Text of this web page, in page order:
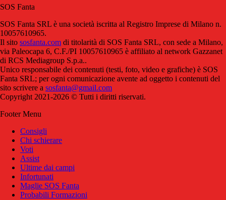
SOS Fanta
SOS Fanta SRL è una società iscritta al Registro Imprese di Milano n.
10057610965.
Il sito sosfanta.com di titolarità di SOS Fanta SRL, con sede a Milano,
via Paleocapa 6, C.F./PI 10057610965 è affiliato al network Gazzanet
di RCS Mediagroup S.p.a..
Unico responsabile dei contenuti (testi, foto, video e grafiche) è SOS
Fanta SRL; per ogni comunicazione avente ad oggetto i contenuti del
sito scrivere a sosfanta@gmail.com
Copyright 2021-2026 © Tutti i diritti riservati.
Footer Menu
Consigli
Chi schierare
Voti
Assist
Ultime dai campi
Infortunati
Maglie SOS Fanta
Probabili Formazioni